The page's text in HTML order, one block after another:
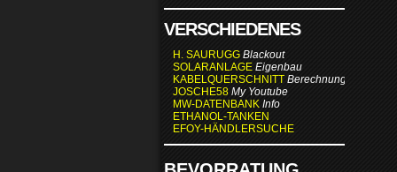
VERSCHIEDENES
H. SAURUGG Blackout
SOLARANLAGE Eigenbau
KABELQUERSCHNITT Berechnung
JOSCHE58 My Youtube
MW-DATENBANK Info
ETHANOL-TANKEN
EFOY-HÄNDLERSUCHE